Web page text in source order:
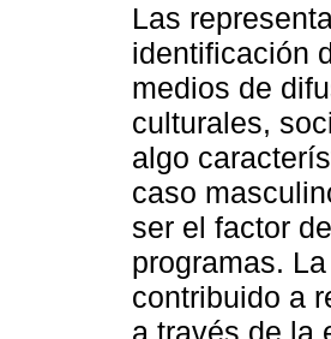
Las
identificación
medios de
culturales,
algo
caso
ser el factor
programas.
contribuido a
a través de la